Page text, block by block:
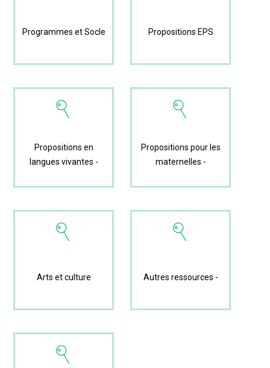
Programmes et Socle Propositions EPS
Propositions en
langues vivantes -
Propositions pour les
maternelles -
Arts et culture Autres ressources -